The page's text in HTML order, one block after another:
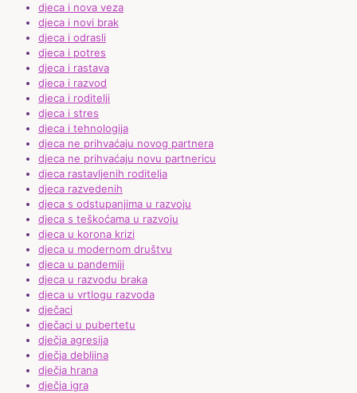
djeca i nova veza
djeca i novi brak
djeca i odrasli
djeca i potres
djeca i rastava
djeca i razvod
djeca i roditelji
djeca i stres
djeca i tehnologija
djeca ne prihvaćaju novog partnera
djeca ne prihvaćaju novu partnericu
djeca rastavljenih roditelja
djeca razvedenih
djeca s odstupanjima u razvoju
djeca s teškoćama u razvoju
djeca u korona krizi
djeca u modernom društvu
djeca u pandemiji
djeca u razvodu braka
djeca u vrtlogu razvoda
dječaci
dječaci u pubertetu
dječja agresija
dječja debljina
dječja hrana
dječja igra